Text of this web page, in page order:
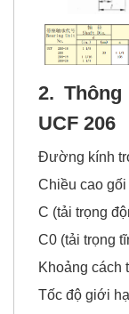
2.
UCF 206
Đường kính
Chiều cao
C (tải
C0 (tải
Khoảng cách
Tốc độ
Vòng